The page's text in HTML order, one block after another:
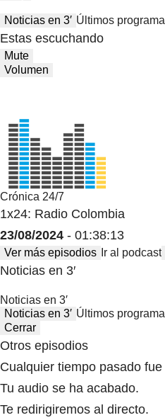
Noticias en 3′ Últimos
Estas escuchando
Mute
Volumen
Crónica 24/7
1x24: Radio Colombia
23/08/2024 - 01:38:13
Ver más episodios Ir al podcast
Noticias en 3′
Noticias en 3′
Noticias en 3′ Últimos
Cerrar
Otros episodios
Cualquier tiempo pasado
Tu audio se ha acabado.
Te redirigiremos al directo.